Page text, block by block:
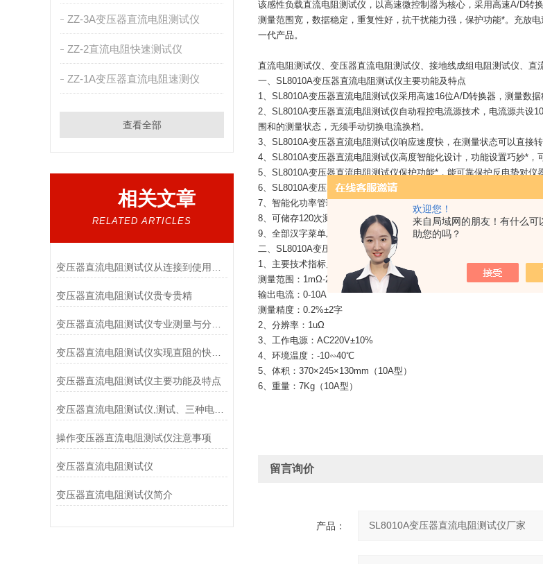
欢迎您！
来自局域网的朋友！有什么可
助您的吗？
该感性负载直流电阻测试仪，以高速微控制器为核心，采用高速A/D转
测量范围宽，数据稳定，重复性好，抗干扰能力强，保护功能*。充放
一代产品。
直流电阻测试仪、变压器直流电阻测试仪、接地线成组电阻测试仪、直
一、SL8010A变压器直流电阻测试仪主要功能及特点
1、SL8010A变压器直流电阻测试仪采用高速16位A/D转换器，测量数据
2、SL8010A变压器直流电阻测试仪自动程控电流源技术，电流源共设
围和的测量状态，无须手动切换电流换档。
3、SL8010A变压器直流电阻测试仪响应速度快，在测量状态可以直接
4、SL8010A变压器直流电阻测试仪高度智能化设计，功能设置巧妙*，
5、SL8010A变压器直流电阻测试仪保护功能*，能可靠保护反电势对仪
6、SL8010A变压器直流电阻测试仪可显示测量电流和测量时间。
7、智能化功率管理技术，可有效减轻仪器内部发热。
8、可储存120次测量数据，掉电不丢失。
9、全部汉字菜单及操作提示，直观方便。
二、SL8010A变压器直流电阻测试仪主要技指标
1、主要技术指标见下表：
测量范围：1mΩ-2KΩ
输出电流：0-10A
测量精度：0.2%±2字
2、分辨率：1uΩ
3、工作电源：AC220V±10%
4、环境温度：-10∽40℃
5、体积：370×245×130mm（10A型）
6、重量：7Kg（10A型）
留言询价
产品：
ZZ-3A变压器直流电阻测试仪
ZZ-2直流电阻快速测试仪
ZZ-1A变压器直流电阻速测仪
查看全部
相关文章
RELATED ARTICLES
变压器直流电阻测试仪贵专贵精
变压器直流电阻测试仪实现直阻的快速测量利器
变压器直流电阻测试仪主要功能及特点
变压器直流电阻测试仪,测试、三种电流模式
操作变压器直流电阻测试仪注意事项
变压器直流电阻测试仪
变压器直流电阻测试仪简介